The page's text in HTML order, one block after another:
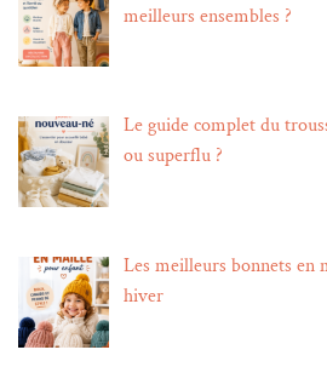
meilleurs ensembles ?
Le guide complet du
ou superflu ?
Les meilleurs bonnets en
hiver